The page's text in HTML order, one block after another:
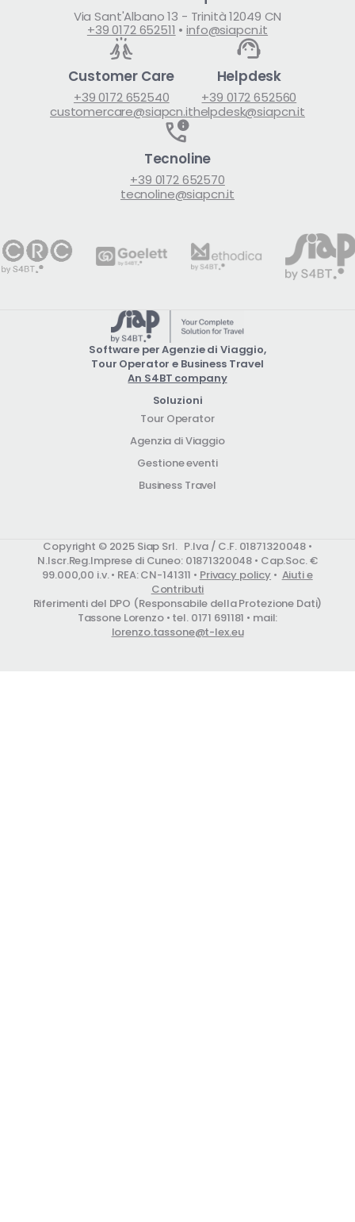
Via Sant'Albano 13 - Trinità 12049 CN
+39 0172 652511 •info@siapcn.it
Customer Care
+39 0172 652540
customercare@siapcn.it
Helpdesk
+39 0172 652560
helpdesk@siapcn.it
Tecnoline
+39 0172 652570
tecnoline@siapcn.it
Software per Agenzie di Viaggio,
Tour Operator e Business Travel
An S4BT company
Soluzioni
Tour Operator
Agenzia di Viaggio
Gestione eventi
Business Travel
Copyright © 2025 Siap Srl. P.Iva / C.F. 01871320048 •
N.Iscr.Reg.Imprese di Cuneo: 01871320048 • Cap.Soc. €
99.000,00 i.v. • REA: CN-141311 • Privacy policy • Aiuti e
Contributi
Riferimenti del DPO (Responsabile della Protezione Dati)
Tassone Lorenzo • tel. 0171 691181 • mail:
lorenzo.tassone@t-lex.eu